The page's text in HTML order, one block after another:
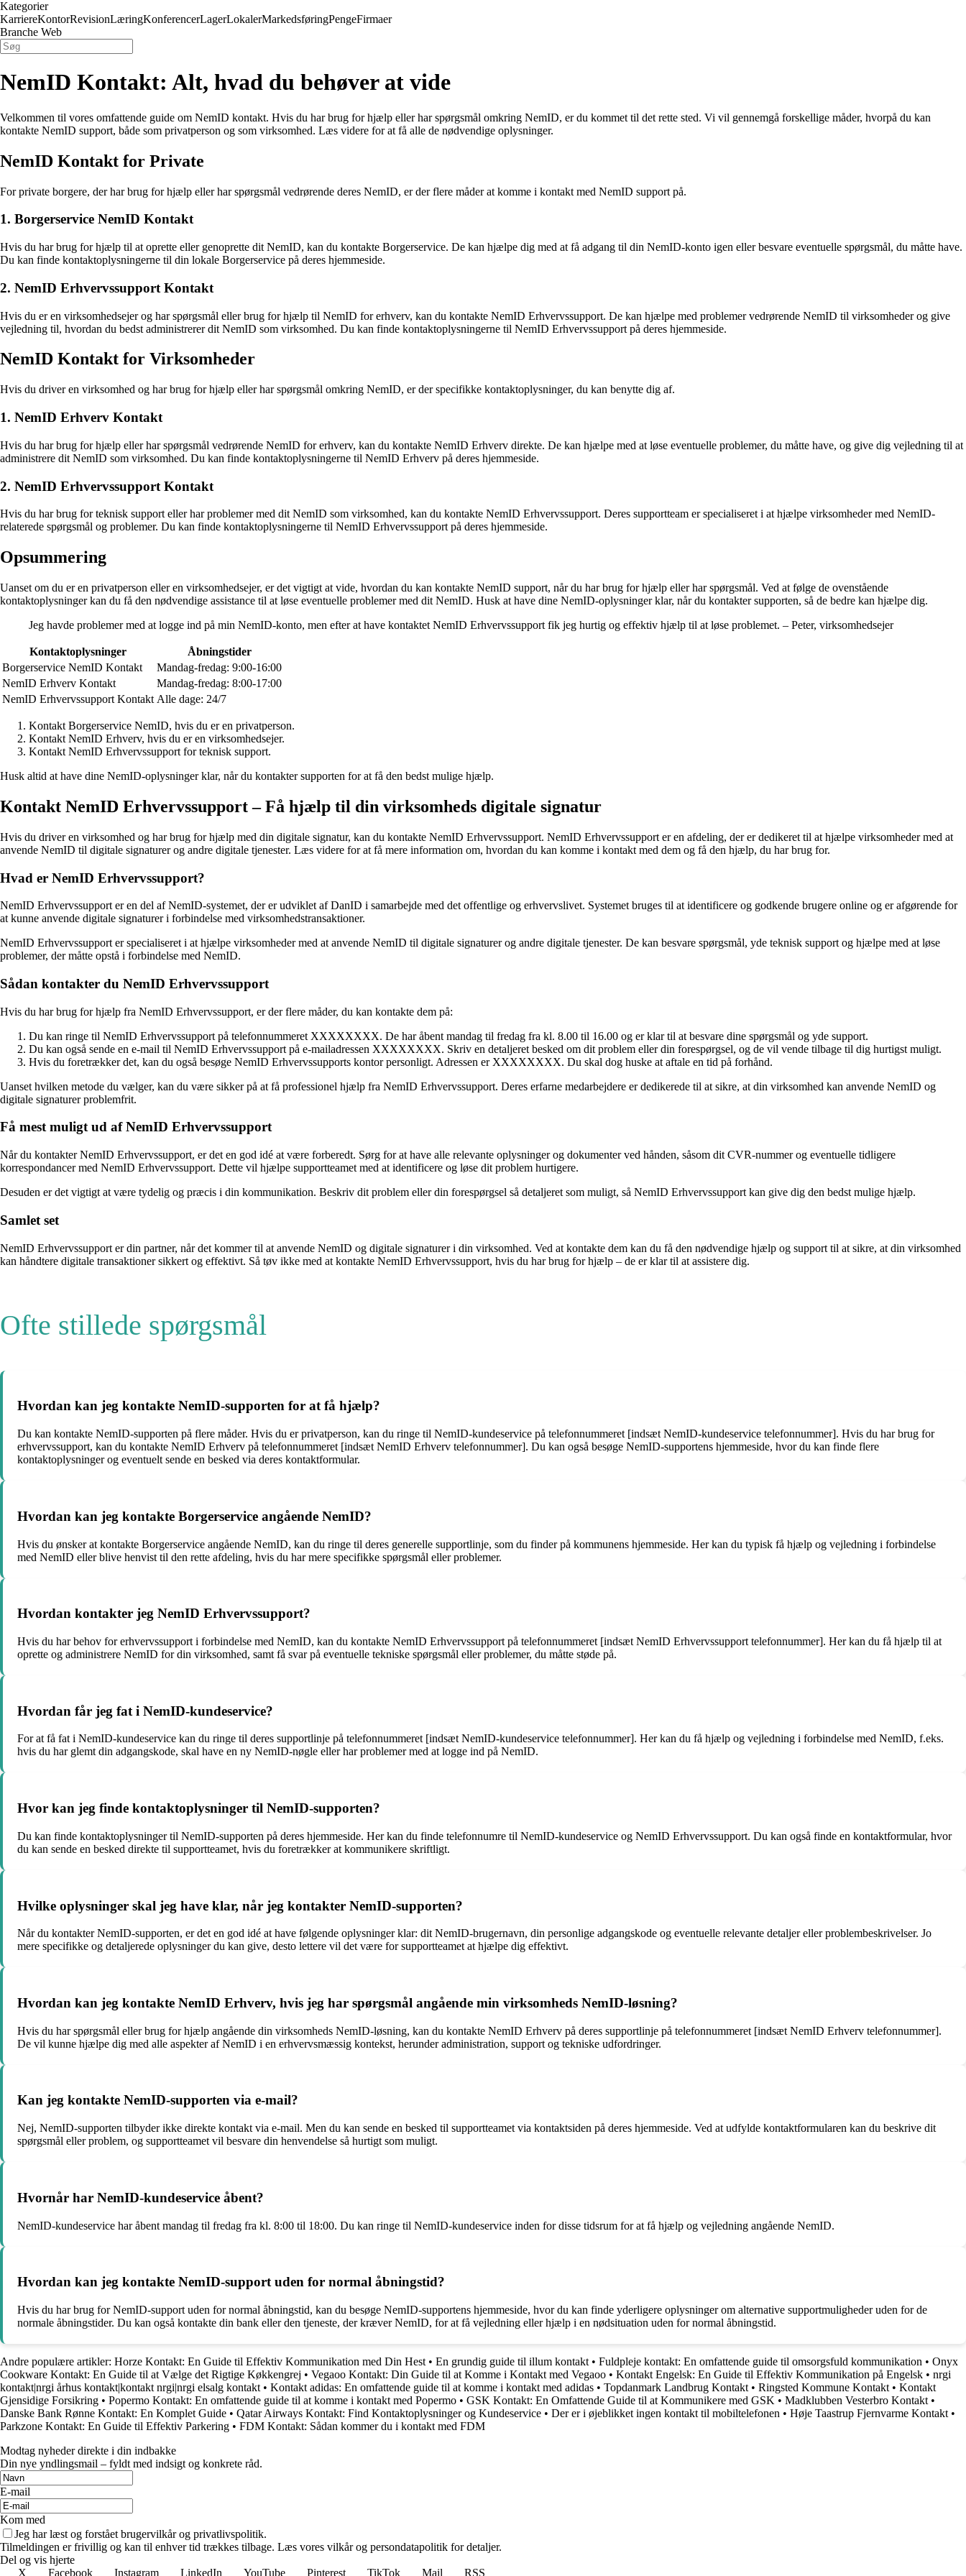
Kategorier
KarriereKontorRevisionLæringKonferencerLagerLokalerMarkedsføringPengeFirmaer
Branche Web
NemID Kontakt: Alt, hvad du behøver at vide
Velkommen til vores omfattende guide om NemID kontakt. Hvis du har brug for hjælp eller har spørgsmål omkring NemID, er du kommet til det rette sted. Vi vil gennemgå forskellige måder, hvorpå du kan
kontakte NemID support, både som privatperson og som virksomhed. Læs videre for at få alle de nødvendige oplysninger.
NemID Kontakt for Private
For private borgere, der har brug for hjælp eller har spørgsmål vedrørende deres NemID, er der flere måder at komme i kontakt med NemID support på.
1. Borgerservice NemID Kontakt
Hvis du har brug for hjælp til at oprette eller genoprette dit NemID, kan du kontakte Borgerservice. De kan hjælpe dig med at få adgang til din NemID-konto igen eller besvare eventuelle spørgsmål, du måtte have.
Du kan finde kontaktoplysningerne til din lokale Borgerservice på deres hjemmeside.
2. NemID Erhvervssupport Kontakt
Hvis du er en virksomhedsejer og har spørgsmål eller brug for hjælp til NemID for erhverv, kan du kontakte NemID Erhvervssupport. De kan hjælpe med problemer vedrørende NemID til virksomheder og give
vejledning til, hvordan du bedst administrerer dit NemID som virksomhed. Du kan finde kontaktoplysningerne til NemID Erhvervssupport på deres hjemmeside.
NemID Kontakt for Virksomheder
Hvis du driver en virksomhed og har brug for hjælp eller har spørgsmål omkring NemID, er der specifikke kontaktoplysninger, du kan benytte dig af.
1. NemID Erhverv Kontakt
Hvis du har brug for hjælp eller har spørgsmål vedrørende NemID for erhverv, kan du kontakte NemID Erhverv direkte. De kan hjælpe med at løse eventuelle problemer, du måtte have, og give dig vejledning til at
administrere dit NemID som virksomhed. Du kan finde kontaktoplysningerne til NemID Erhverv på deres hjemmeside.
2. NemID Erhvervssupport Kontakt
Hvis du har brug for teknisk support eller har problemer med dit NemID som virksomhed, kan du kontakte NemID Erhvervssupport. Deres supportteam er specialiseret i at hjælpe virksomheder med NemID-
relaterede spørgsmål og problemer. Du kan finde kontaktoplysningerne til NemID Erhvervssupport på deres hjemmeside.
Opsummering
Uanset om du er en privatperson eller en virksomhedsejer, er det vigtigt at vide, hvordan du kan kontakte NemID support, når du har brug for hjælp eller har spørgsmål. Ved at følge de ovenstående
kontaktoplysninger kan du få den nødvendige assistance til at løse eventuelle problemer med dit NemID. Husk at have dine NemID-oplysninger klar, når du kontakter supporten, så de bedre kan hjælpe dig.
Jeg havde problemer med at logge ind på min NemID-konto, men efter at have kontaktet NemID Erhvervssupport fik jeg hurtig og effektiv hjælp til at løse problemet. – Peter, virksomhedsejer
Kontaktoplysninger
Åbningstider
Borgerservice NemID Kontakt
Mandag-fredag: 9:00-16:00
NemID Erhverv Kontakt
Mandag-fredag: 8:00-17:00
NemID Erhvervssupport Kontakt Alle dage: 24/7
Kontakt Borgerservice NemID, hvis du er en privatperson.
Kontakt NemID Erhverv, hvis du er en virksomhedsejer.
Kontakt NemID Erhvervssupport for teknisk support.
Husk altid at have dine NemID-oplysninger klar, når du kontakter supporten for at få den bedst mulige hjælp.
Kontakt NemID Erhvervssupport – Få hjælp til din virksomheds digitale signatur
Hvis du driver en virksomhed og har brug for hjælp med din digitale signatur, kan du kontakte NemID Erhvervssupport. NemID Erhvervssupport er en afdeling, der er dedikeret til at hjælpe virksomheder med at
anvende NemID til digitale signaturer og andre digitale tjenester. Læs videre for at få mere information om, hvordan du kan komme i kontakt med dem og få den hjælp, du har brug for.
Hvad er NemID Erhvervssupport?
NemID Erhvervssupport er en del af NemID-systemet, der er udviklet af DanID i samarbejde med det offentlige og erhvervslivet. Systemet bruges til at identificere og godkende brugere online og er afgørende for
at kunne anvende digitale signaturer i forbindelse med virksomhedstransaktioner.
NemID Erhvervssupport er specialiseret i at hjælpe virksomheder med at anvende NemID til digitale signaturer og andre digitale tjenester. De kan besvare spørgsmål, yde teknisk support og hjælpe med at løse
problemer, der måtte opstå i forbindelse med NemID.
Sådan kontakter du NemID Erhvervssupport
Hvis du har brug for hjælp fra NemID Erhvervssupport, er der flere måder, du kan kontakte dem på:
Du kan ringe til NemID Erhvervssupport på telefonnummeret XXXXXXXX. De har åbent mandag til fredag fra kl. 8.00 til 16.00 og er klar til at besvare dine spørgsmål og yde support.
Du kan også sende en e-mail til NemID Erhvervssupport på e-mailadressen XXXXXXXX. Skriv en detaljeret besked om dit problem eller din forespørgsel, og de vil vende tilbage til dig hurtigst muligt.
Hvis du foretrækker det, kan du også besøge NemID Erhvervssupports kontor personligt. Adressen er XXXXXXXX. Du skal dog huske at aftale en tid på forhånd.
Uanset hvilken metode du vælger, kan du være sikker på at få professionel hjælp fra NemID Erhvervssupport. Deres erfarne medarbejdere er dedikerede til at sikre, at din virksomhed kan anvende NemID og
digitale signaturer problemfrit.
Få mest muligt ud af NemID Erhvervssupport
Når du kontakter NemID Erhvervssupport, er det en god idé at være forberedt. Sørg for at have alle relevante oplysninger og dokumenter ved hånden, såsom dit CVR-nummer og eventuelle tidligere
korrespondancer med NemID Erhvervssupport. Dette vil hjælpe supportteamet med at identificere og løse dit problem hurtigere.
Desuden er det vigtigt at være tydelig og præcis i din kommunikation. Beskriv dit problem eller din forespørgsel så detaljeret som muligt, så NemID Erhvervssupport kan give dig den bedst mulige hjælp.
Samlet set
NemID Erhvervssupport er din partner, når det kommer til at anvende NemID og digitale signaturer i din virksomhed. Ved at kontakte dem kan du få den nødvendige hjælp og support til at sikre, at din virksomhed
kan håndtere digitale transaktioner sikkert og effektivt. Så tøv ikke med at kontakte NemID Erhvervssupport, hvis du har brug for hjælp – de er klar til at assistere dig.
Ofte stillede spørgsmål
Hvordan kan jeg kontakte NemID-supporten for at få hjælp?
Du kan kontakte NemID-supporten på flere måder. Hvis du er privatperson, kan du ringe til NemID-kundeservice på telefonnummeret [indsæt NemID-kundeservice telefonnummer]. Hvis du har brug for
erhvervssupport, kan du kontakte NemID Erhverv på telefonnummeret [indsæt NemID Erhverv telefonnummer]. Du kan også besøge NemID-supportens hjemmeside, hvor du kan finde flere
kontaktoplysninger og eventuelt sende en besked via deres kontaktformular.
Hvordan kan jeg kontakte Borgerservice angående NemID?
Hvis du ønsker at kontakte Borgerservice angående NemID, kan du ringe til deres generelle supportlinje, som du finder på kommunens hjemmeside. Her kan du typisk få hjælp og vejledning i forbindelse
med NemID eller blive henvist til den rette afdeling, hvis du har mere specifikke spørgsmål eller problemer.
Hvordan kontakter jeg NemID Erhvervssupport?
Hvis du har behov for erhvervssupport i forbindelse med NemID, kan du kontakte NemID Erhvervssupport på telefonnummeret [indsæt NemID Erhvervssupport telefonnummer]. Her kan du få hjælp til at
oprette og administrere NemID for din virksomhed, samt få svar på eventuelle tekniske spørgsmål eller problemer, du måtte støde på.
Hvordan får jeg fat i NemID-kundeservice?
For at få fat i NemID-kundeservice kan du ringe til deres supportlinje på telefonnummeret [indsæt NemID-kundeservice telefonnummer]. Her kan du få hjælp og vejledning i forbindelse med NemID, f.eks.
hvis du har glemt din adgangskode, skal have en ny NemID-nøgle eller har problemer med at logge ind på NemID.
Hvor kan jeg finde kontaktoplysninger til NemID-supporten?
Du kan finde kontaktoplysninger til NemID-supporten på deres hjemmeside. Her kan du finde telefonnumre til NemID-kundeservice og NemID Erhvervssupport. Du kan også finde en kontaktformular, hvor
du kan sende en besked direkte til supportteamet, hvis du foretrækker at kommunikere skriftligt.
Hvilke oplysninger skal jeg have klar, når jeg kontakter NemID-supporten?
Når du kontakter NemID-supporten, er det en god idé at have følgende oplysninger klar: dit NemID-brugernavn, din personlige adgangskode og eventuelle relevante detaljer eller problembeskrivelser. Jo
mere specifikke og detaljerede oplysninger du kan give, desto lettere vil det være for supportteamet at hjælpe dig effektivt.
Hvordan kan jeg kontakte NemID Erhverv, hvis jeg har spørgsmål angående min virksomheds NemID-løsning?
Hvis du har spørgsmål eller brug for hjælp angående din virksomheds NemID-løsning, kan du kontakte NemID Erhverv på deres supportlinje på telefonnummeret [indsæt NemID Erhverv telefonnummer].
De vil kunne hjælpe dig med alle aspekter af NemID i en erhvervsmæssig kontekst, herunder administration, support og tekniske udfordringer.
Kan jeg kontakte NemID-supporten via e-mail?
Nej, NemID-supporten tilbyder ikke direkte kontakt via e-mail. Men du kan sende en besked til supportteamet via kontaktsiden på deres hjemmeside. Ved at udfylde kontaktformularen kan du beskrive dit
spørgsmål eller problem, og supportteamet vil besvare din henvendelse så hurtigt som muligt.
Hvornår har NemID-kundeservice åbent?
NemID-kundeservice har åbent mandag til fredag fra kl. 8:00 til 18:00. Du kan ringe til NemID-kundeservice inden for disse tidsrum for at få hjælp og vejledning angående NemID.
Hvordan kan jeg kontakte NemID-support uden for normal åbningstid?
Hvis du har brug for NemID-support uden for normal åbningstid, kan du besøge NemID-supportens hjemmeside, hvor du kan finde yderligere oplysninger om alternative supportmuligheder uden for de
normale åbningstider. Du kan også kontakte din bank eller den tjeneste, der kræver NemID, for at få vejledning eller hjælp i en nødsituation uden for normal åbningstid.
Andre populære artikler: Horze Kontakt: En Guide til Effektiv Kommunikation med Din Hest • En grundig guide til illum kontakt • Fuldpleje kontakt: En omfattende guide til omsorgsfuld kommunikation • Onyx
Cookware Kontakt: En Guide til at Vælge det Rigtige Køkkengrej • Vegaoo Kontakt: Din Guide til at Komme i Kontakt med Vegaoo • Kontakt Engelsk: En Guide til Effektiv Kommunikation på Engelsk • nrgi
kontakt|nrgi århus kontakt|kontakt nrgi|nrgi elsalg kontakt • Kontakt adidas: En omfattende guide til at komme i kontakt med adidas • Topdanmark Landbrug Kontakt • Ringsted Kommune Kontakt • Kontakt
Gjensidige Forsikring • Popermo Kontakt: En omfattende guide til at komme i kontakt med Popermo • GSK Kontakt: En Omfattende Guide til at Kommunikere med GSK • Madklubben Vesterbro Kontakt •
Danske Bank Rønne Kontakt: En Komplet Guide • Qatar Airways Kontakt: Find Kontaktoplysninger og Kundeservice • Der er i øjeblikket ingen kontakt til mobiltelefonen • Høje Taastrup Fjernvarme Kontakt •
Parkzone Kontakt: En Guide til Effektiv Parkering • FDM Kontakt: Sådan kommer du i kontakt med FDM
Modtag nyheder direkte i din indbakke
Din nye yndlingsmail – fyldt med indsigt og konkrete råd.
E-mail
Kom med
Jeg har læst og forstået brugervilkår og privatlivspolitik.
Tilmeldingen er frivillig og kan til enhver tid trækkes tilbage. Læs vores vilkår og persondatapolitik for detaljer.
Del og vis hjerte
X
Facebook Instagram LinkedIn YouTube Pinterest TikTok Mail RSS